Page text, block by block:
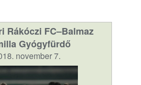
Rákóczi FC–Balmaz
Gyógyfürdő
november 7.